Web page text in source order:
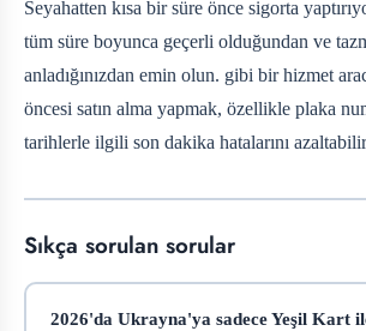
Seyahatten kısa bir süre önce sigorta
tüm süre boyunca geçerli olduğundan ve
anladığınızdan emin olun. gibi bir hizmet
öncesi satın alma yapmak, özellikle plaka
tarihlerle ilgili son dakika hatalarını
Sıkça sorulan sorular
2026'da Ukrayna'ya sadece Yeşil Kart